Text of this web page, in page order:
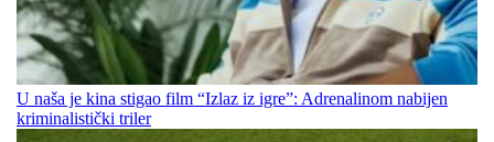
U naša je kina stigao film “Izlaz iz igre”: Adrenalinom nabijen
kriminalistički triler